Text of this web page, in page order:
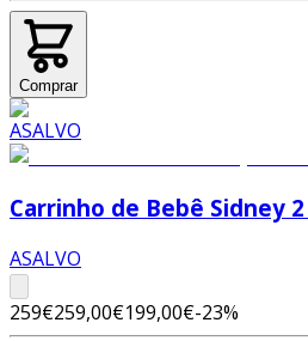
Comprar
Carrinho de Bebê Sidney
ASALVO
259€259,00€199,00€-23%